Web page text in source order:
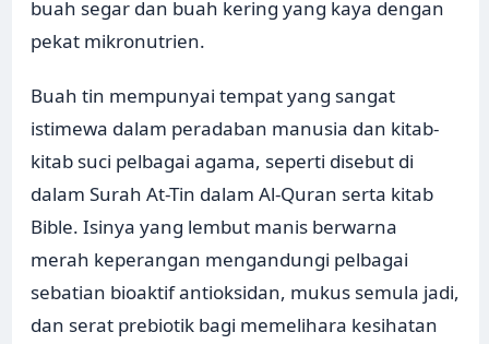
buah segar dan buah kering yang kaya dengan
pekat mikronutrien.
Buah tin mempunyai tempat yang sangat
istimewa dalam peradaban manusia dan kitab-
kitab suci pelbagai agama, seperti disebut di
dalam Surah At-Tin dalam Al-Quran serta kitab
Bible. Isinya yang lembut manis berwarna
merah keperangan mengandungi pelbagai
sebatian bioaktif antioksidan, mukus semula jadi,
dan serat prebiotik bagi memelihara kesihatan